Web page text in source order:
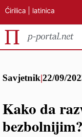
sadržaj
Ćirilica latinica
Savjetnik|22/09/
Kako da
bezbolnijim?